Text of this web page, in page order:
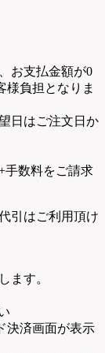
お支払金額が0
様負担となりま
日はご注文日か
手数料をご請求
引はご利用頂け
ます。
決済画面が表示